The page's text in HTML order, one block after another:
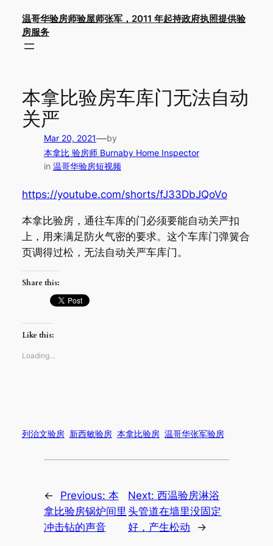
content
温哥华验房师验屋师张军，2011 年起持政府执照提供验
房服务
本拿比验房车库门无法自动
关严
Mar 20, 2021—by
本拿比 验房师 Burnaby Home Inspector
in 温哥华验房短视频
https://youtube.com/shorts/fJ33DbJQoVo
本拿比验房，通往车库的门必须要能自动关严扣
上，用来满足防火气密的要求。这个车库门弹簧合
页调得过松，无法自动关严车库门。
Share this:
Like this:
Loading…
列治文验房 新西敏验房 本拿比验房 温哥华张军验房
← Previous: 本
拿比验房锅炉间里
冲击钻的声音
Next:西温验房淋浴
头管道在墙里没固定
好，产生松动
→